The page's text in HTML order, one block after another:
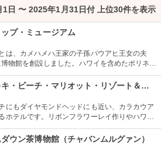
1日 〜 2025年1月31日付 上位30件を表示
ップ・ミュージアム
は、カメハメハ王家の子孫パウアヒ王女の夫
物館を創設しました。ハワイを含めたポリネシ
品、写真、文献などが展示されています。建物
、インテリアも見ごたえあります。
ワイキキ・ビーチ・マリオット・リゾート＆スパ
にもダイヤモンドヘッドにも近い、カラカウア
ホテルです。リボンフラワーレイ作りやハワイ
のハワイカルチャーのレッスンも好評です。ハ
の巨匠が作ったキルト型も買うことができま
ウン茶博物館（チャバンムルグァン）